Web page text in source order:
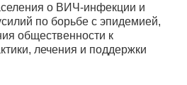
о ВИЧ-инфекции и
по борьбе с эпидемией,
общественности к
лечения и поддержки